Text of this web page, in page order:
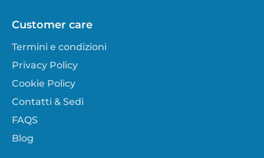
Customer care
Termini e condizioni
Privacy Policy
Cookie Policy
Contatti & Sedi
FAQS
Blog